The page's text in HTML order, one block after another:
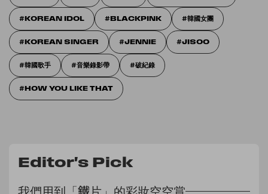
KOREAN IDOL BLACKPINK 韓國女團
KOREAN SINGER JENNIE JISOO
韓國歌手 音樂錄影帶 破紀錄
HOW YOU LIKE THAT
Editor's Pick